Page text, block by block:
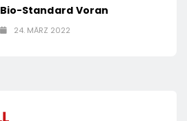
Bio-Standard Voran
24. MÄRZ 2022